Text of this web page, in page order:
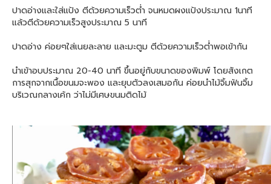
ปาดอ่างและใส่แป้ง ตีด้วยความเร็วต่ำ จนหมดผงแป้งประมาณ 1นาที
แล้วตีด้วยความเร็วสูงประมาณ 5 นาที
ปาดอ่าง ค่อยๆใส่เนยละลาย และมะตูม ตีด้วยความเร็วต่ำพอเข้ากัน
นำเข้าอบประมาณ 20-40 นาที ขึ้นอยู่กับขนาดของพิมพ์ โดยสังเกต
การสุกจากเนื้อขนมจะพอง และยุบตัวลงเสมอกัน ค่อยนำไม้จิ้มฟันจิ้ม
บริเวณกลางเค้ก ว่าไม่มีเศษขนมติดไม้